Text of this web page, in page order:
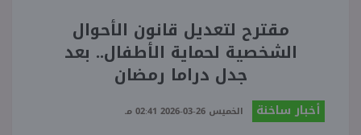
فنجان قهوة
بوابة الطلبة
مقترح لتعديل قانون الأحوال
الشخصية لحماية الأطفال.. بعد
جدل دراما رمضان
أخبار ساخنة الخميس 26-03-2026 02:41 مـ